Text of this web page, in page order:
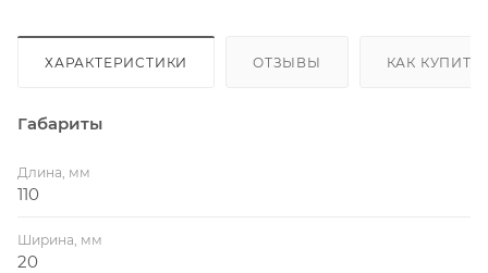
ХАРАКТЕРИСТИКИ ОТЗЫВЫ КАК КУПИТЬ
Габариты
Длина, мм
110
Ширина, мм
20